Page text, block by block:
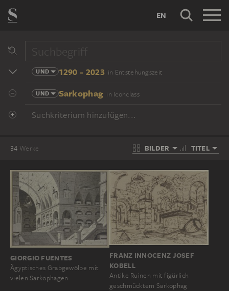
EN
UND 1290 - 2023 in Entstehungszeit
UND Sarkophag in Iconclass
Suchkriterium hinzufügen...
34 Werke BILDER TITEL
GIORGIO FUENTES
Ägyptisches Grabgewölbe mit
vielen Sarkophagen
FRANZ INNOCENZ JOSEF
KOBELL
Antike Ruinen mit figürlich
geschmücktem Sarkophag